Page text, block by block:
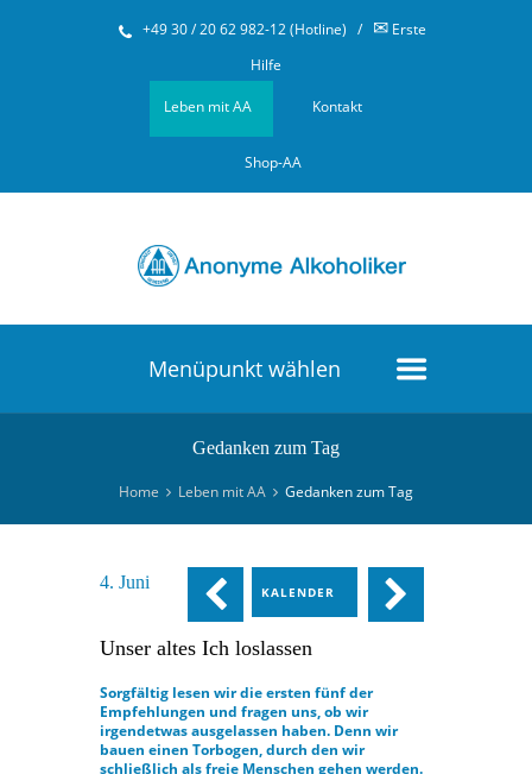
+49 30 / 20 62 982-12 (Hotline) / ✉Erste
Hilfe
Leben mit AA Kontakt
Shop-AA
Menüpunkt wählen
Gedanken zum Tag
Home Leben mit AA Gedanken zum Tag
KALENDER
4. Juni
Unser altes Ich loslassen
Sorgfältig lesen wir die ersten fünf der
Empfehlungen und fragen uns, ob wir
irgendetwas ausgelassen haben. Denn wir
bauen einen Torbogen, durch den wir
schließlich als freie Menschen gehen werden.